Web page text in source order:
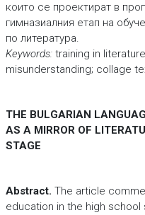
които се проектират в
гимназиалния етап на
по литература.
Keywords:training in
misunderstanding; collage
THE BULGARIAN
AS A MIRROR OF
STAGE
Abstract. The article
education in the high